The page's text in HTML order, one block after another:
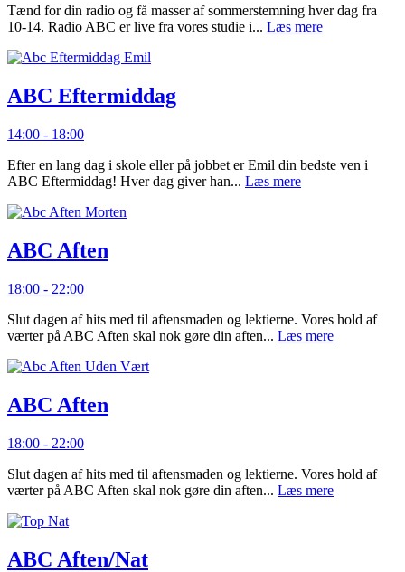
Tænd for din radio og få masser af sommerstemning hver dag fra
10-14. Radio ABC er live fra vores studie i... Læs mere
ABC Eftermiddag
14:00 - 18:00
Efter en lang dag i skole eller på jobbet er Emil din bedste ven i
ABC Eftermiddag! Hver dag giver han... Læs mere
ABC Aften
18:00 - 22:00
Slut dagen af hits med til aftensmaden og lektierne. Vores hold af
værter på ABC Aften skal nok gøre din aften... Læs mere
ABC Aften
18:00 - 22:00
Slut dagen af hits med til aftensmaden og lektierne. Vores hold af
værter på ABC Aften skal nok gøre din aften... Læs mere
ABC Aften/Nat